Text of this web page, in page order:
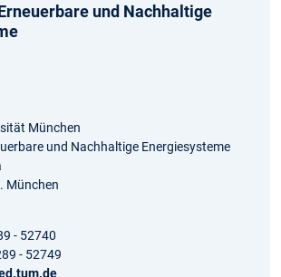
und Nachhaltige
München
und Nachhaltige Energiesysteme
München
- 52740
- 52749